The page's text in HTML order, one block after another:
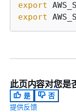
export
export
此页内容对您是
是
否
提供反馈